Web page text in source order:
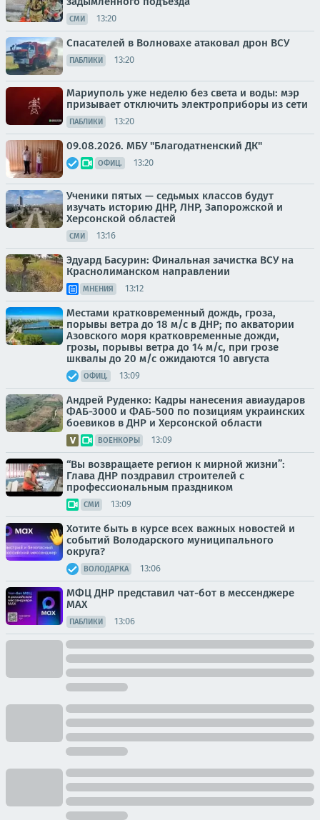
СМИ 13:20
Спасателей в Волновахе атаковал дрон ВСУ
ПАБЛИКИ 13:20
Мариуполь уже неделю без света и воды: мэр
призывает отключить электроприборы из сети
ПАБЛИКИ 13:20
09.08.2026. МБУ "Благодатненский ДК"
ОФИЦ. 13:20
Ученики пятых — седьмых классов будут
изучать историю ДНР, ЛНР, Запорожской и
Херсонской областей
СМИ 13:16
Эдуард Басурин: Финальная зачистка ВСУ на
Краснолиманском направлении
МНЕНИЯ 13:12
Местами кратковременный дождь, гроза,
порывы ветра до 18 м/с в ДНР; по акватории
Азовского моря кратковременные дожди,
грозы, порывы ветра до 14 м/с, при грозе
шквалы до 20 м/с ожидаются 10 августа
ОФИЦ. 13:09
Андрей Руденко: Кадры нанесения авиаударов
ФАБ-3000 и ФАБ-500 по позициям украинских
боевиков в ДНР и Херсонской области
ВОЕНКОРЫ 13:09
“Вы возвращаете регион к мирной жизни”:
Глава ДНР поздравил строителей с
профессиональным праздником
СМИ 13:09
Хотите быть в курсе всех важных новостей и
событий Володарского муниципального
округа?
ВОЛОДАРКА 13:06
МФЦ ДНР представил чат-бот в мессенджере
MAX
ПАБЛИКИ 13:06